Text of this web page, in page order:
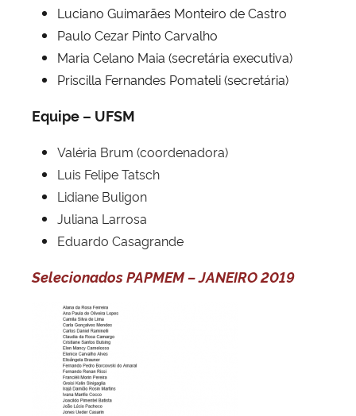
Luciano Guimarães Monteiro de Castro
Paulo Cezar Pinto Carvalho
Maria Celano Maia (secretária executiva)
Priscilla Fernandes Pomateli (secretária)
Equipe – UFSM
Valéria Brum (coordenadora)
Luis Felipe Tatsch
Lidiane Buligon
Juliana Larrosa
Eduardo Casagrande
Selecionados PAPMEM – JANEIRO 2019